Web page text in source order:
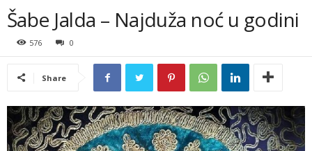
Šabe Jalda – Najduža noć u godini
576 0
Share